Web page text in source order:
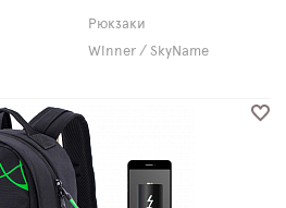
Рюкзаки
Winner / SkyName